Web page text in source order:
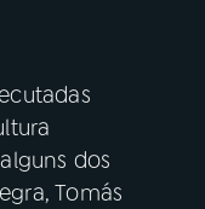
dos
Tomás